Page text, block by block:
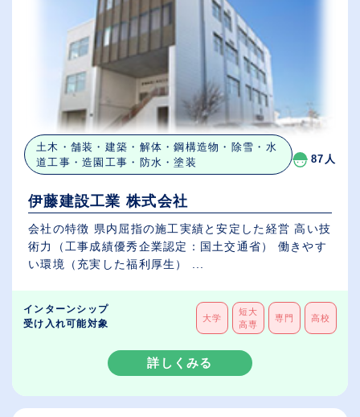
土木・舗装・建築・解体・鋼構造物・除雪・水
道工事・造園工事・防水・塗装
87人
伊藤建設工業 株式会社
会社の特徴 県内屈指の施工実績と安定した経営 高い技
術力（工事成績優秀企業認定：国土交通省） 働きやす
い環境（充実した福利厚生） ...
インターンシップ
受け入れ可能対象
大学
短大
高専
専門 高校
詳しくみる